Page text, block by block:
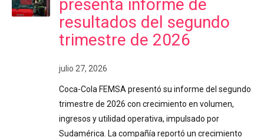
presenta informe de
resultados del segundo
trimestre de 2026
julio 27, 2026
Coca-Cola FEMSA presentó su informe del segundo
trimestre de 2026 con crecimiento en volumen,
ingresos y utilidad operativa, impulsado por
Sudamérica. La compañía reportó un crecimiento